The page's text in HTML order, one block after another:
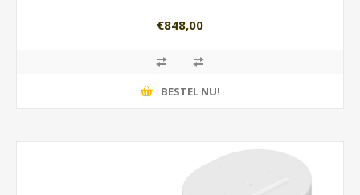
€848,00
BESTEL NU!